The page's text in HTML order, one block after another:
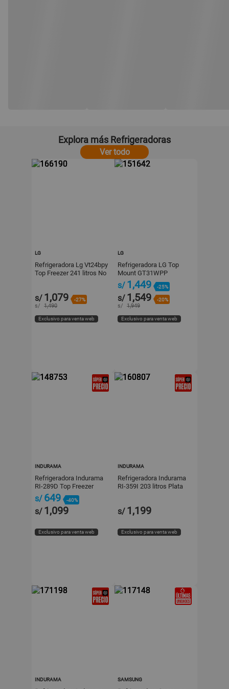
Explora más Refrigeradoras
Ver todo
LG
Refrigeradora Lg Vt24bpy
Top Freezer 241 litros No
s/ 1,079 -27%
s/ 1,490
Exclusivo para venta web
LG
Refrigeradora LG Top
Mount GT31WPP
Plateada 314L con Motor
Smart Inverter
s/ 1,449 -25%
s/ 1,549 -20%
s/ 1,949
Exclusivo para venta web
INDURAMA
Refrigeradora Indurama
RI-289D Top Freezer
177L Gris
s/ 649 -40%
s/ 1,099
Exclusivo para venta web
INDURAMA
Refrigeradora Indurama
RI-359I 203 litros Plata
s/ 1,199
Exclusivo para venta web
INDURAMA SAMSUNG